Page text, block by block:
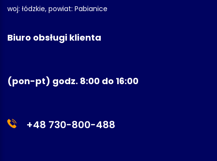
woj: łódzkie, powiat: Pabianice
Biuro obsługi klienta
(pon-pt) godz. 8:00 do 16:00
+48 730-800-488